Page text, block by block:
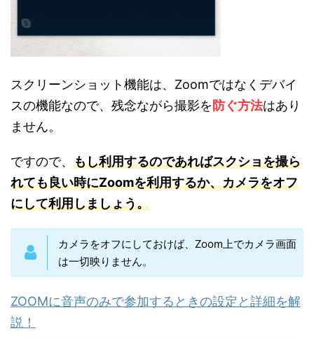
スクリーンショット機能は、Zoomではなくデバイ
スの機能なので、残念ながら撮影を 防ぐ方法はあり
ません。
ですので、 もし利用するのであればスクショを撮ら
れても良い時にZoomを利用するか、カメラをオフ
にして利用しましょう。
カメラをオフにしておけば、Zoom上でカメラ画面
は一切映りません。
ZOOMに音声のみで参加するときの設定と詳細を解
説！